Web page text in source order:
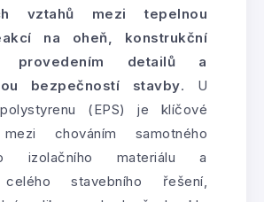
vztahů mezi tepelnou
na oheň, konstrukční
provedením detailů a
bezpečností stavby. U
(EPS) je klíčové
chováním samotného
izolačního materiálu a
celého stavebního řešení,